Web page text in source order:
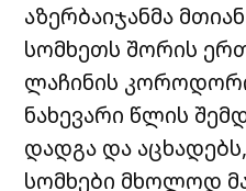
აზერბაიჯანმა
სომხეთს შორის
ლაჩინის
ნახევარი წლის
დადგა და
სომხები მხოლოდ